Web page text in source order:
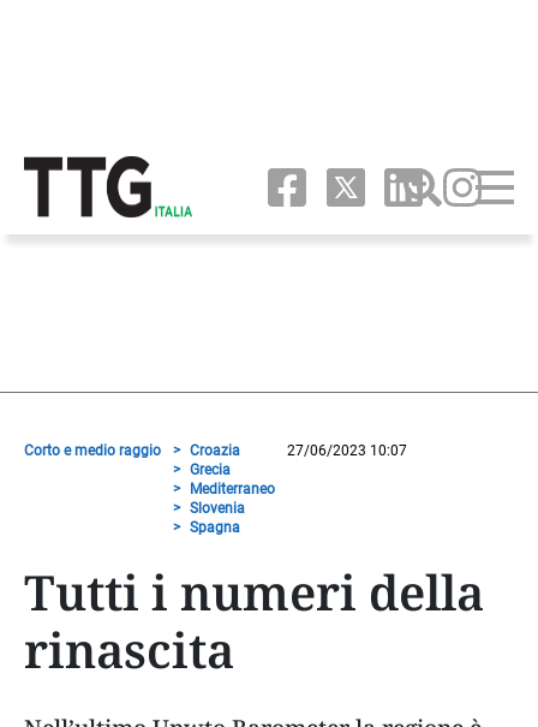
Corto e medio raggio
Croazia
Grecia
Mediterraneo
Slovenia
Spagna
27/06/2023 10:07
Tutti i numeri della
rinascita